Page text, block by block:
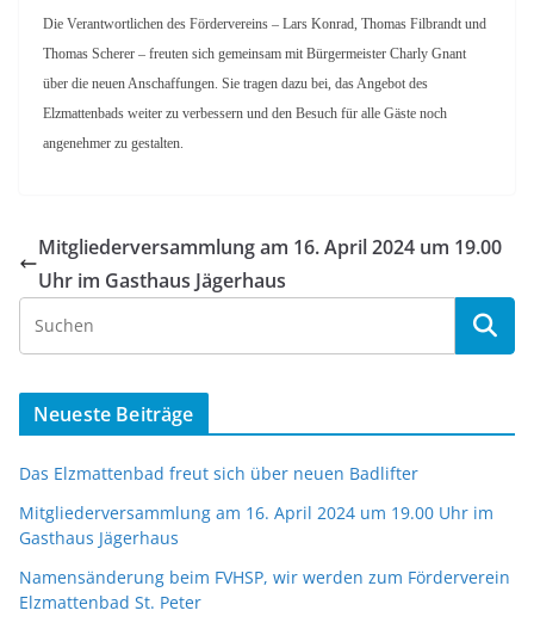
Die Verantwortlichen des Fördervereins – Lars Konrad, Thomas Filbrandt und
Thomas Scherer – freuten sich gemeinsam mit Bürgermeister Charly Gnant
über die neuen Anschaffungen. Sie tragen dazu bei, das Angebot des
Elzmattenbads weiter zu verbessern und den Besuch für alle Gäste noch
angenehmer zu gestalten.
Mitgliederversammlung am 16. April 2024 um 19.00
Uhr im Gasthaus Jägerhaus
Neueste Beiträge
Das Elzmattenbad freut sich über neuen Badlifter
Mitgliederversammlung am 16. April 2024 um 19.00 Uhr im
Gasthaus Jägerhaus
Namensänderung beim FVHSP, wir werden zum Förderverein
Elzmattenbad St. Peter